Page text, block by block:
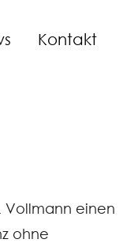
Kontakt
Vollmann einen
ohne